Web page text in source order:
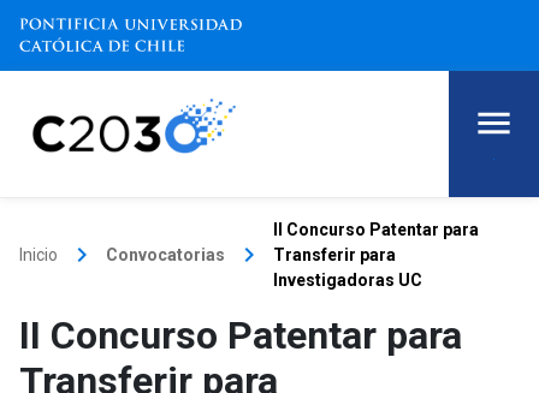
.
Inicio keyboard_arrow_right Convocatorias keyboard_arrow_right
II Concurso Patentar para
Transferir para
Investigadoras UC
II Concurso Patentar para
Transferir para